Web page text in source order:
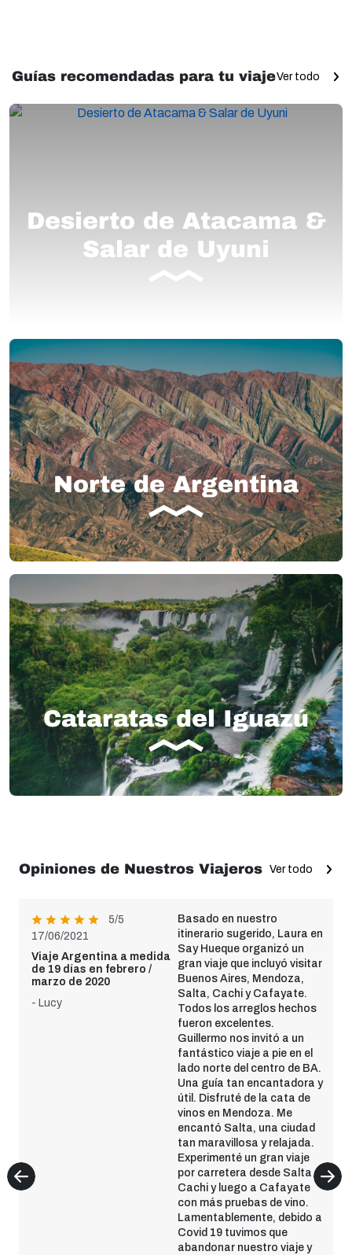
Guías recomendadas para tu viajeVer todo
Desierto de Atacama &
Salar de Uyuni
Norte de Argentina
Cataratas del Iguazú
Opiniones de Nuestros Viajeros Ver todo
5/5
17/06/2021
Viaje Argentina a medida
de 19 días en febrero /
marzo de 2020
- Lucy
Basado en nuestro
itinerario sugerido, Laura en
Say Hueque organizó un
gran viaje que incluyó visitar
Buenos Aires, Mendoza,
Salta, Cachi y Cafayate.
Todos los arreglos hechos
fueron excelentes.
Guillermo nos invitó a un
fantástico viaje a pie en el
lado norte del centro de BA.
Una guía tan encantadora y
útil. Disfruté de la cata de
vinos en Mendoza. Me
encantó Salta, una ciudad
tan maravillosa y relajada.
Experimenté un gran viaje
por carretera desde Salta a
Cachi y luego a Cafayate
con más pruebas de vino.
Lamentablemente, debido a
Covid 19 tuvimos que
abandonar nuestro viaje y